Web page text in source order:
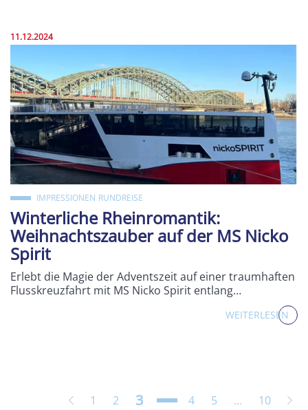
Veröffentlicht am:
11.12.2024
Winterliche Rheinromantik:
Weihnachtszauber auf der MS Nicko
Spirit
IMPRESSIONEN RUNDREISE
Erlebt die Magie der Adventszeit auf einer traumhaften
Flusskreuzfahrt mit MS Nicko Spirit entlang…
WEITERLESEN
ZurückSeite
1 Seite
2 Seite
3 Seite
4 Seite
5 … Seite
10